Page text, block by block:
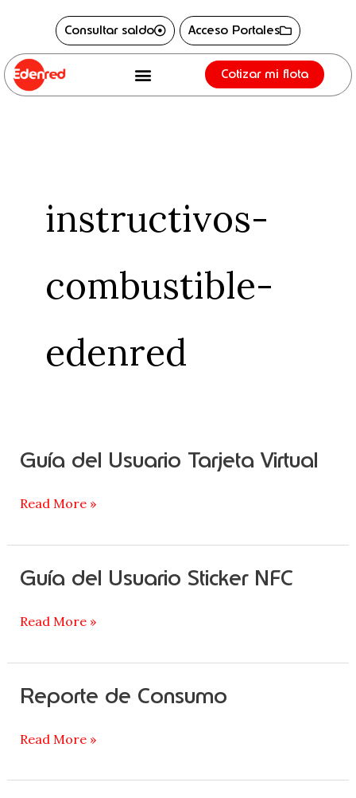
contenido
Consultar saldo Acceso Portales
Cotizar mi flota
instructivos-
combustible-
edenred
Guía del Usuario Tarjeta Virtual
Guía
Usuario
Virtual
Read More »
Guía del Usuario Sticker NFC
Guía
Usuario
NFC
Read More »
Reporte de Consumo
Reporte
Consumo
Read More »